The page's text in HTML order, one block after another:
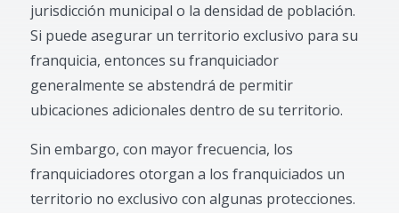
jurisdicción municipal o la densidad de población.
Si puede asegurar un territorio exclusivo para su
franquicia, entonces su franquiciador
generalmente se abstendrá de permitir
ubicaciones adicionales dentro de su territorio.
Sin embargo, con mayor frecuencia, los
franquiciadores otorgan a los franquiciados un
territorio no exclusivo con algunas protecciones.